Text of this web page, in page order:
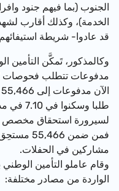
الجنوب (بما فيهم جنود
الخدمة)، وكذلك أقارب
قد عادوا- شريطة
وكالمذكور، تَمكَّن التأمين
مدفوعات تتطلب فحوصات
الآن مدفوعات إلى55,466
طلبا
لسيرورة استحقاق مخصص
فمن ضمن55,466 مستحِق- يكون
مشاركين في الحفلات.
وقام عاملو التأمين الوطني
الواردة من مصادر مختلفة: